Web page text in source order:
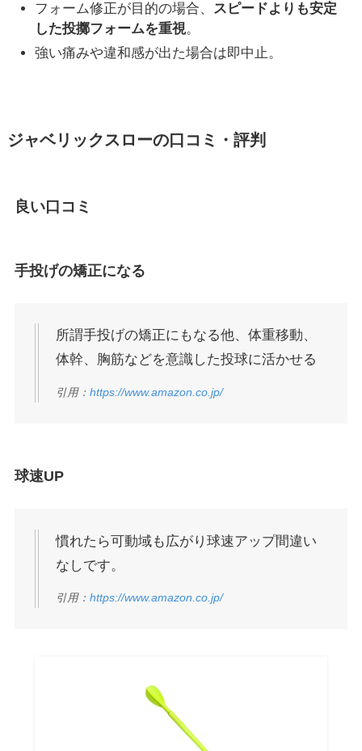
フォーム修正が目的の場合、 スピードよりも安定
した投擲フォームを重視。
強い痛みや違和感が出た場合は即中止。
ジャベリックスローの口コミ・評判
良い口コミ
手投げの矯正になる
所謂手投げの矯正にもなる他、体重移動、
体幹、胸筋などを意識した投球に活かせる
引用： https://www.amazon.co.jp/
球速UP
慣れたら可動域も広がり球速アップ間違い
なしです。
引用： https://www.amazon.co.jp/